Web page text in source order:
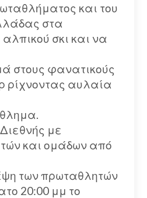
και του
στα
σκι και να
στους φανατικούς
ρίχνοντας αυλαία
με
και ομάδων από
των πρωταθλητών
20:00 μμ το